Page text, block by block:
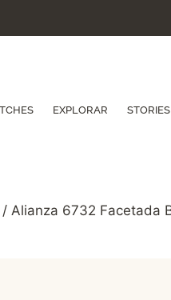
EXPLORAR STORIES
/ Alianza 6732 Facetada